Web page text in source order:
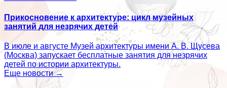
Прикосновение к архитектуре: цикл музейных
занятий для незрячих детей
В июле и августе Музей архитектуры имени А. В. Щусева
(Москва) запускает бесплатные занятия для незрячих
детей по истории архитектуры.
Еще новости →